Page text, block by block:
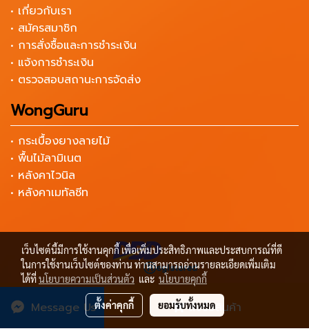
สั่งซื้อสินค้า
Message Us
• เกี่ยวกับเรา
• สมัครสมาชิก
• การสั่งซื้อและการชำระเงิน
• แจ้งการชำระเงิน
• ตรวจสอบสถานะการจัดส่ง
WongGuru
• กระเบื้องยางลายไม้
• พื้นไม้ลามิเนต
• หลังคาไวนิล
• หลังคาเมทัลชีท
Copyright by เครื่องมือช่าง ราคาถูก Wongtools
เว็บไซต์นี้มีการใช้งานคุกกี้ เพื่อเพิ่มประสิทธิภาพและประสบการณ์ที่ดี
ในการใช้งานเว็บไซต์ของท่าน ท่านสามารถอ่านรายละเอียดเพิ่มเติม
ได้ที่นโยบายความเป็นส่วนตัว และ นโยบายคุกกี้
ตั้งค่าคุกกี้ ยอมรับทั้งหมด